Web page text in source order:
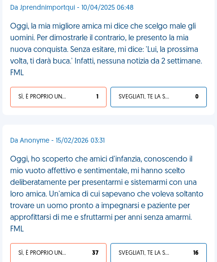
Da Jprendnimportqui - 10/04/2025 06:48
Oggi, la mia migliore amica mi dice che scelgo male gli
uomini. Per dimostrarle il contrario, le presento la mia
nuova conquista. Senza esitare, mi dice: 'Lui, la prossima
volta, ti darà buca.' Infatti, nessuna notizia da 2 settimane.
FML
SÌ, È PROPRIO UNA VDM! 1 SVEGLIATI, TE LA SEI CERCATA! 0
Da Anonyme - 15/02/2026 03:31
Oggi, ho scoperto che amici d'infanzia, conoscendo il
mio vuoto affettivo e sentimentale, mi hanno scelto
deliberatamente per presentarmi e sistemarmi con una
loro amica. Un'amica di cui sapevano che voleva soltanto
trovare un uomo pronto a impegnarsi e paziente per
approfittarsi di me e sfruttarmi per anni senza amarmi.
FML
SÌ, È PROPRIO UNA VDM! 37 SVEGLIATI, TE LA SEI CERCATA! 16